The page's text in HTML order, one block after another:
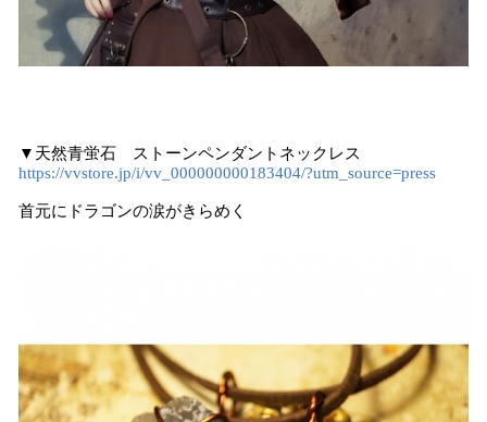
▼天然青蛍石 ストーンペンダントネックレス
https://vvstore.jp/i/vv_000000000183404/?utm_source=press
首元にドラゴンの涙がきらめく